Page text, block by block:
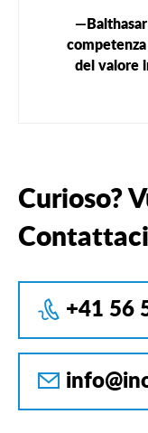
del valore
Curioso?
+41 56